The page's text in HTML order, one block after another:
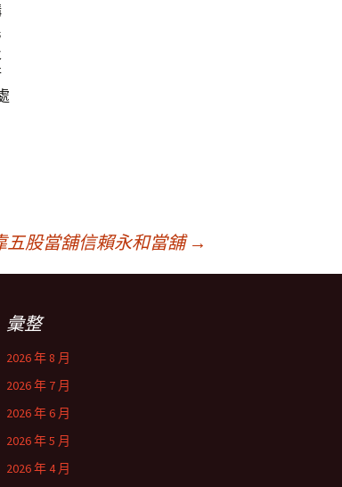
五股當舖信賴永和當舖 →
彙整
2026 年 8 月
2026 年 7 月
2026 年 6 月
2026 年 5 月
2026 年 4 月